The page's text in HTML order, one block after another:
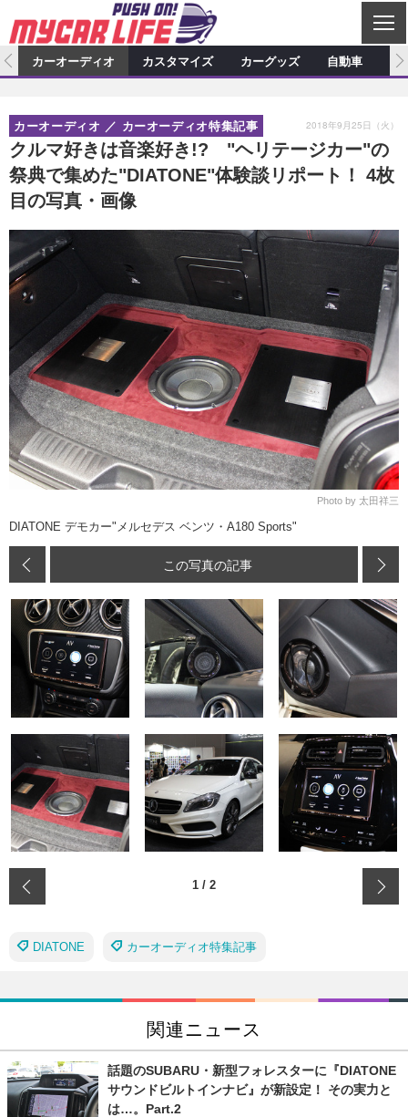
C
L
S
E
カーオーディオ
プロショップ検索 ショップ訪問記
カーオーディオニュース デモカー製作記
その他
カスタマイズ特集記事 カスタマイズ新製品情報
カスタマイズニュース
カーグッズ
カーグッズ特集記事 カーグッズ新製品情報
カーグッズニュース
自動車
カーオーディオ カスタマイズ カーグッズ 自動車
クルマ好きは音楽好き!? "ヘリテージカー"の
祭典で集めた"DIATONE"体験談リポート！ 4枚
目の写真・画像
カーオーディオ カーオーディオ特集記事 2018年9月25日（火）
Photo by 太田祥三
DIATONE デモカー"メルセデス ベンツ・A180 Sports"
この写真の記事
1 / 2
DIATONE カーオーディオ特集記事
関連ニュース
話題のSUBARU・新型フォレスターに『DIATONE
サウンドビルトインナビ』が新設定！ その実力と
は…。Part.2